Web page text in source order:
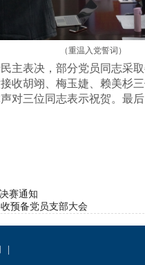
（重温入党誓词）
主表决，部分党员同志采
收胡翊、梅玉婕、赖美杉
对三位同志表示祝贺。最后
赛通知
预备党员支部大会